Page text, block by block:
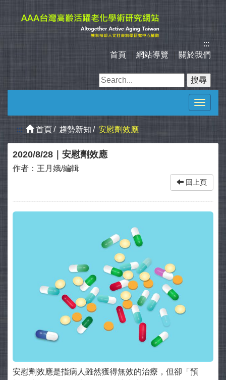
:::
首頁
網站導覽 關於我們
Toggle
:::
首頁 趨勢新知 安慰劑效應
2020/8/28｜安慰劑效應
作者： 王月娥/編輯
回上頁
安慰劑效應是指病人雖然獲得無效的治療，但卻「預